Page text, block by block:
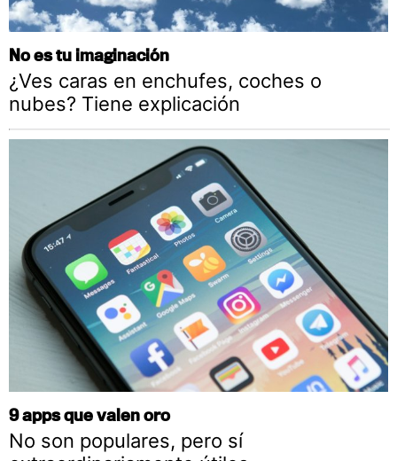
No es tu imaginación
¿Ves caras en enchufes, coches o
nubes? Tiene explicación
9 apps que valen oro
No son populares, pero sí